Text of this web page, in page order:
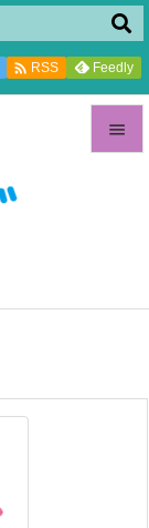

前へ

 RSS Feedly